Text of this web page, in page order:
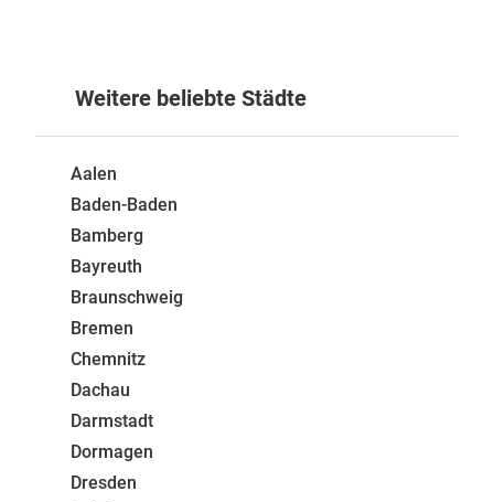
Weitere beliebte Städte
Aalen
Baden-Baden
Bamberg
Bayreuth
Braunschweig
Bremen
Chemnitz
Dachau
Darmstadt
Dormagen
Dresden